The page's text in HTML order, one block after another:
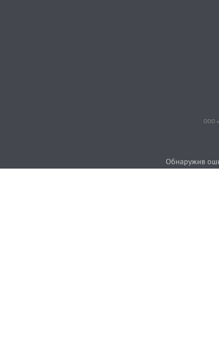
ООО
Обнаружив